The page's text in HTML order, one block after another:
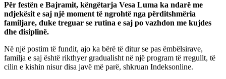
Për festën e Bajramit, këngëtarja Vesa Luma ka ndarë me
ndjekësit e saj një moment të ngrohtë nga përditshmëria
familjare, duke treguar se rutina e saj po vazhdon me kujdes
dhe disiplinë.
Në një postim të fundit, ajo ka bërë të ditur se pas ëmbëlsirave,
familja e saj është rikthyer gradualisht në një program të rregullt, të
cilin e kishin nisur disa javë më parë, shkruan Indeksonline.